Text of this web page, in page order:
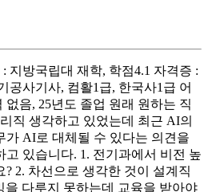
지방국립대 재학, 학점4.1 자격증 :
공사기사, 컴활1급, 한국사1급 어
없음, 25년도 졸업 원래 원하는 직
직 생각하고 있었는데 최근 AI의
가 AI로 대체될 수 있다는 의견을
고 있습니다. 1. 전기과에서 비전 높
2. 차선으로 생각한 것이 설계직
다루지 못하는데 교육을 받아야